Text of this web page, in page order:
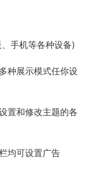
手机等各种设备)
种展示模式任你设
置和修改主题的各
均可设置广告